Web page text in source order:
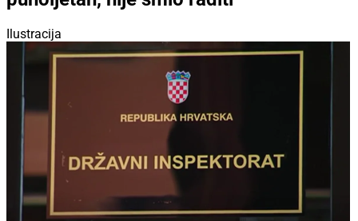
Ilustracija